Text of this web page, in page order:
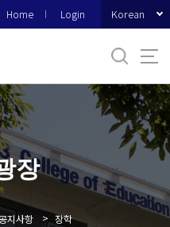
Home Login Korean
장
지사항 > 장학